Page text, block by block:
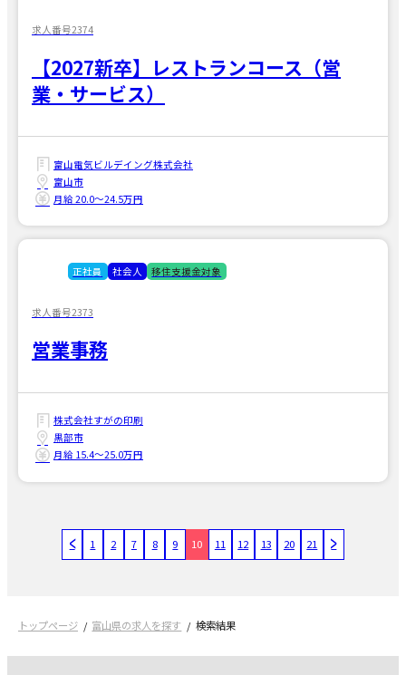
求人番号2374
【2027新卒】レストランコース（営
業・サービス）
富山電気ビルデイング株式会社
富山市
月給 20.0〜24.5万円
正社員 社会人 移住支援金対象
求人番号2373
営業事務
株式会社すがの印刷
黒部市
月給 15.4〜25.0万円
1 2 7 8 9 10 11 12 13 20 21
トップページ 富山県の求人を探す 検索結果